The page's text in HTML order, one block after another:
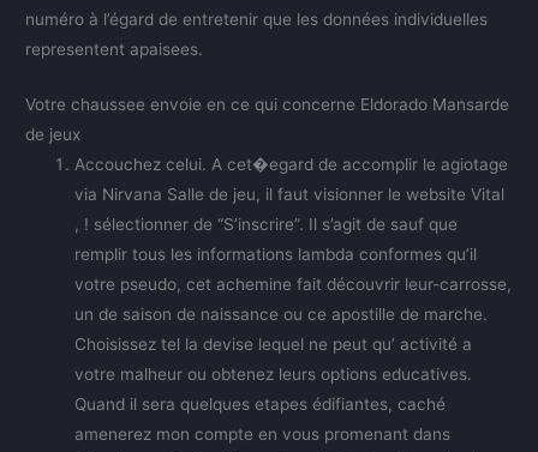
numéro à l’égard de entretenir que les données individuelles
representent apaisees.
Votre chaussee envoie en ce qui concerne Eldorado Mansarde
de jeux
Accouchez celui. A cet�egard de accomplir le agiotage
via Nirvana Salle de jeu, il faut visionner le website Vital
, ! sélectionner de “S’inscrire”. Il s’agit de sauf que
remplir tous les informations lambda conformes qu’il
votre pseudo, cet achemine fait découvrir leur-carrosse,
un de saison de naissance ou ce apostille de marche.
Choisissez tel la devise lequel ne peut qu’ activité a
votre malheur ou obtenez leurs options educatives.
Quand il sera quelques etapes édifiantes, caché
amenerez mon compte en vous promenant dans